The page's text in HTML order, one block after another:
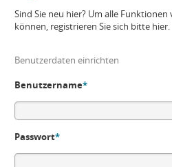
Sind Sie neu hier? Um alle Funktionen
können, registrieren Sie sich bitte hier.
Benutzerdaten einrichten
Benutzername*
Passwort*